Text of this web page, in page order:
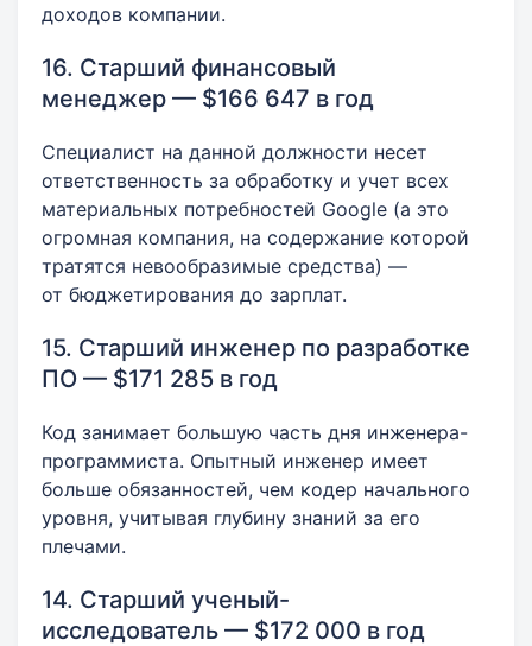
доходов компании.
16. Старший финансовый
менеджер — $166 647 в год
Специалист на данной должности несет
ответственность за обработку и учет всех
материальных потребностей Google (а это
огромная компания, на содержание которой
тратятся невообразимые средства) —
от бюджетирования до зарплат.
15. Старший инженер по разработке
ПО — $171 285 в год
Код занимает большую часть дня инженера-
программиста. Опытный инженер имеет
больше обязанностей, чем кодер начального
уровня, учитывая глубину знаний за его
плечами.
14. Старший ученый-
исследователь — $172 000 в год